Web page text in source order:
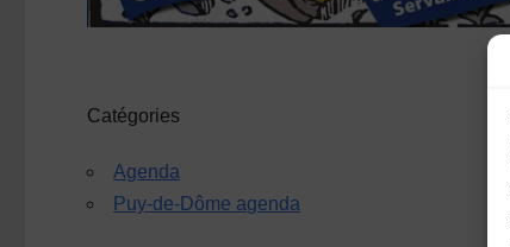
Catégories
Agenda
Puy-de-Dôme agenda